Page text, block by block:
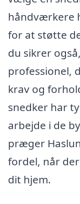
håndværkere
for at støtte
du sikrer
professionel,
krav og
snedker har
arbejde i de
præger
fordel, når
dit hjem.